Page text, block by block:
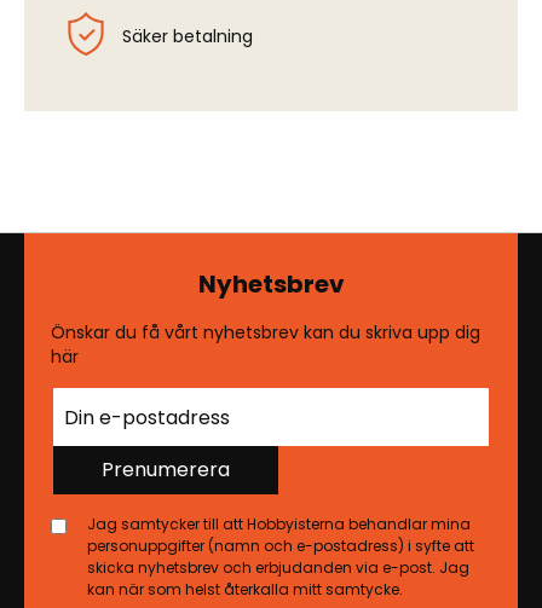
Säker betalning
Nyhetsbrev
Önskar du få vårt nyhetsbrev kan du skriva upp dig
här
Prenumerera
Jag samtycker till att Hobbyisterna behandlar mina
personuppgifter (namn och e-postadress) i syfte att
skicka nyhetsbrev och erbjudanden via e-post. Jag
kan när som helst återkalla mitt samtycke.